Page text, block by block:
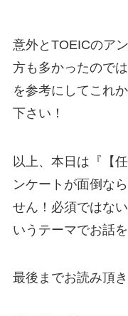
意外とTOEICのア
方も多かったので
を参考にしてこれ
下さい！
以上、本日は『【
ンケートが面倒な
せん！必須ではな
いうテーマでお話を
最後までお読み頂